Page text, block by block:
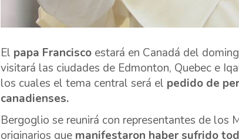
El papa Francisco estará en Canadá del
visitará las ciudades de Edmonton, Quebec e
los cuales el tema central será el pedido de
canadienses.
Bergoglio se reunirá con representantes de los
originarios que manifestaron haber sufrido